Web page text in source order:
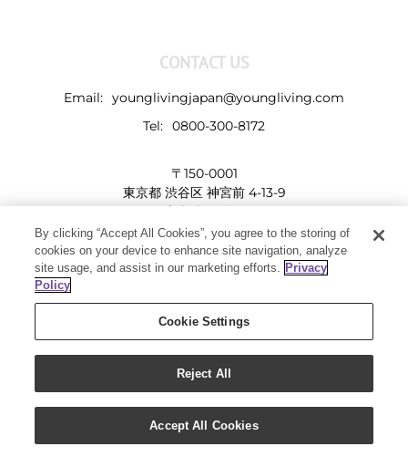
CONTACT US
Email: younglivingjapan@youngliving.com
Tel: 0800-300-8172
〒150-0001
東京都 渋谷区 神宮前 4-13-9
表参道LHビル
Copyright 2019 - Young Living Essential Oils | All Rights Reserved
FacebookTwitterInstagramPinterest
By clicking “Accept All Cookies”, you agree to the storing of
cookies on your device to enhance site navigation, analyze
site usage, and assist in our marketing efforts. Privacy
Policy
Cookie Settings
Reject All
Accept All Cookies